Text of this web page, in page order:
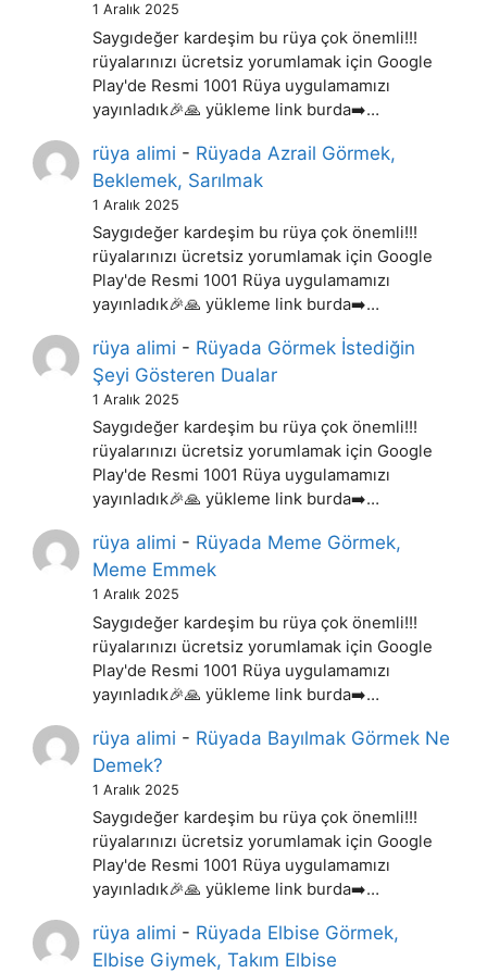
1 Aralık 2025
Saygıdeğer kardeşim bu rüya çok önemli!!!
rüyalarınızı ücretsiz yorumlamak için Google
Play'de Resmi 1001 Rüya uygulamamızı
yayınladık🎉🙏 yükleme link burda➡️…
rüya alimi - Rüyada Azrail Görmek,
Beklemek, Sarılmak
1 Aralık 2025
Saygıdeğer kardeşim bu rüya çok önemli!!!
rüyalarınızı ücretsiz yorumlamak için Google
Play'de Resmi 1001 Rüya uygulamamızı
yayınladık🎉🙏 yükleme link burda➡️…
rüya alimi - Rüyada Görmek İstediğin
Şeyi Gösteren Dualar
1 Aralık 2025
Saygıdeğer kardeşim bu rüya çok önemli!!!
rüyalarınızı ücretsiz yorumlamak için Google
Play'de Resmi 1001 Rüya uygulamamızı
yayınladık🎉🙏 yükleme link burda➡️…
rüya alimi - Rüyada Meme Görmek,
Meme Emmek
1 Aralık 2025
Saygıdeğer kardeşim bu rüya çok önemli!!!
rüyalarınızı ücretsiz yorumlamak için Google
Play'de Resmi 1001 Rüya uygulamamızı
yayınladık🎉🙏 yükleme link burda➡️…
rüya alimi - Rüyada Bayılmak Görmek Ne
Demek?
1 Aralık 2025
Saygıdeğer kardeşim bu rüya çok önemli!!!
rüyalarınızı ücretsiz yorumlamak için Google
Play'de Resmi 1001 Rüya uygulamamızı
yayınladık🎉🙏 yükleme link burda➡️…
rüya alimi - Rüyada Elbise Görmek,
Elbise Giymek, Takım Elbise